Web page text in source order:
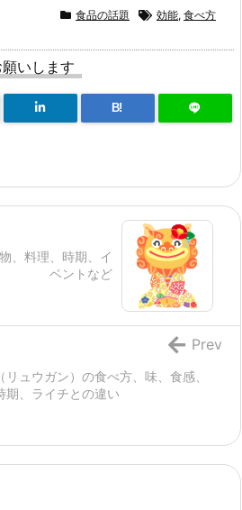
食品の話題 効能, 食べ方
いします
B!
、料理、時期、イ
ベントなど
リュウガン）の食べ方、味、食感、
期、ライチとの違い
Prev